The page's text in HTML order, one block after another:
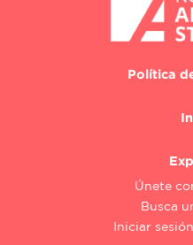
Política
Únete
Busca
Iniciar